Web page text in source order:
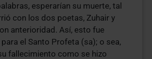
esperarían su muerte, tal
con los dos poetas, Zuhair y
anterioridad. Así, esto fue
el Santo Profeta (sa); o sea,
fallecimiento como se hizo